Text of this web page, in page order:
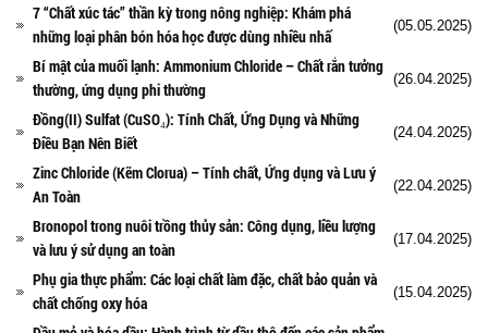
7 “Chất xúc tác” thần kỳ trong nông nghiệp: Khám phá
những loại phân bón hóa học được dùng nhiều nhấ
(05.05.2025)
Bí mật của muối lạnh: Ammonium Chloride – Chất rắn tưởng
thường, ứng dụng phi thường
(26.04.2025)
Đồng(II) Sulfat (CuSO₄): Tính Chất, Ứng Dụng và Những
Điều Bạn Nên Biết
(24.04.2025)
Zinc Chloride (Kẽm Clorua) – Tính chất, Ứng dụng và Lưu ý
An Toàn
(22.04.2025)
Bronopol trong nuôi trồng thủy sản: Công dụng, liều lượng
và lưu ý sử dụng an toàn
(17.04.2025)
Phụ gia thực phẩm: Các loại chất làm đặc, chất bảo quản và
chất chống oxy hóa
(15.04.2025)